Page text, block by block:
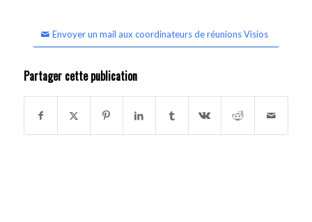
Envoyer un mail aux coordinateurs de réunions Visios
Partager cette publication